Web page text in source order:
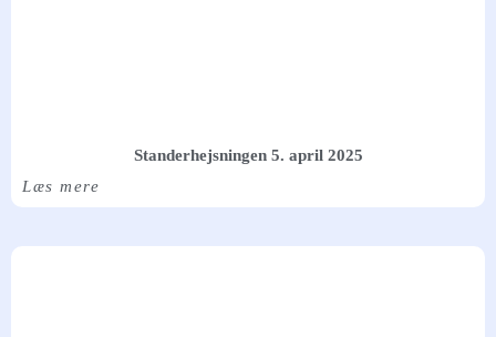
Standerhejsningen 5. april 2025
Læs mere